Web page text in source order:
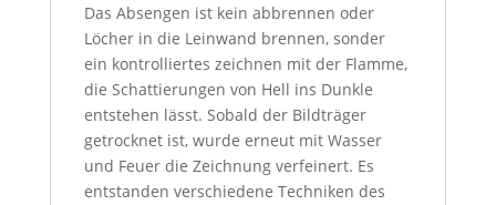
Das Absengen ist kein abbrennen oder
Löcher in die Leinwand brennen, sonder
ein kontrolliertes zeichnen mit der Flamme,
die Schattierungen von Hell ins Dunkle
entstehen lässt. Sobald der Bildträger
getrocknet ist, wurde erneut mit Wasser
und Feuer die Zeichnung verfeinert. Es
entstanden verschiedene Techniken des